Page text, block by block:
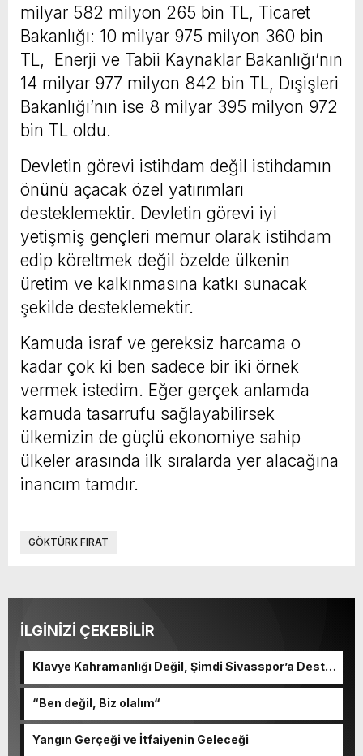
milyar 582 milyon 265 bin TL, Ticaret
Bakanlığı: 10 milyar 975 milyon 360 bin
TL, Enerji ve Tabii Kaynaklar Bakanlığı’nın
14 milyar 977 milyon 842 bin TL, Dışişleri
Bakanlığı’nın ise 8 milyar 395 milyon 972
bin TL oldu.
Devletin görevi istihdam değil istihdamın
önünü açacak özel yatırımları
desteklemektir. Devletin görevi iyi
yetişmiş gençleri memur olarak istihdam
edip köreltmek değil özelde ülkenin
üretim ve kalkınmasına katkı sunacak
şekilde desteklemektir.
Kamuda israf ve gereksiz harcama o
kadar çok ki ben sadece bir iki örnek
vermek istedim. Eğer gerçek anlamda
kamuda tasarrufu sağlayabilirsek
ülkemizin de güçlü ekonomiye sahip
ülkeler arasında ilk sıralarda yer alacağına
inancım tamdır.
GÖKTÜRK FIRAT
İLGİNİZİ ÇEKEBİLİR
Klavye Kahramanlığı Değil, Şimdi Sivasspor’a Destek
“Ben değil, Biz olalım“
Yangın Gerçeği ve İtfaiyenin Geleceği